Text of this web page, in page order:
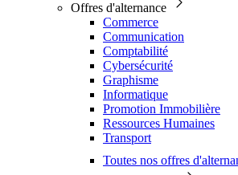
Offres d'alternance
Commerce
Communication
Comptabilité
Cybersécurité
Graphisme
Informatique
Promotion Immobilière
Ressources Humaines
Transport
Toutes nos offres